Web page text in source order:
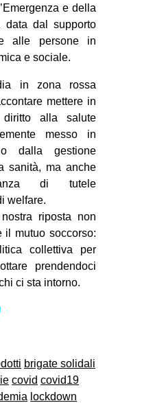
ORIENTE
in
Fb
tw
bsky
ms
SEARCH
e della
data dal supporto
alle persone in
e sociale.
in zona rossa
mettere in
alla salute
messo in
dalla gestione
sanità, ma anche
di tutele
welfare.
riposta non
il mutuo soccorso:
collettiva per
prendendoci
ci sta intorno.
brigate solidali
covid covid19
lockdown